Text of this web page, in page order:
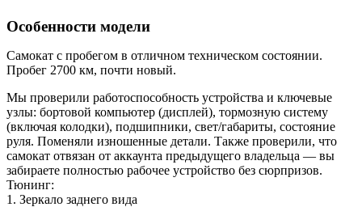
Особенности модели
Самокат с пробегом в отличном техническом состоянии.
Пробег 2700 км, почти новый.
Мы проверили работоспособность устройства и ключевые
узлы: бортовой компьютер (дисплей), тормозную систему
(включая колодки), подшипники, свет/габариты, состояние
руля. Поменяли изношенные детали. Также проверили, что
самокат отвязан от аккаунта предыдущего владельца — вы
забираете полностью рабочее устройство без сюрпризов.
Тюнинг:
1. Зеркало заднего вида